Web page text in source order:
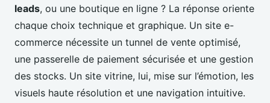
leads, ou une boutique en ligne ? La réponse oriente
chaque choix technique et graphique. Un site e-
commerce nécessite un tunnel de vente optimisé,
une passerelle de paiement sécurisée et une gestion
des stocks. Un site vitrine, lui, mise sur l’émotion, les
visuels haute résolution et une navigation intuitive.